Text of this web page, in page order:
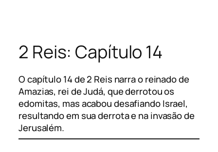
conteúdo
2 Reis: Capítulo 14
O capítulo 14 de 2 Reis narra o reinado de
Amazias, rei de Judá, que derrotou os
edomitas, mas acabou desafiando Israel,
resultando em sua derrota e na invasão de
Jerusalém.